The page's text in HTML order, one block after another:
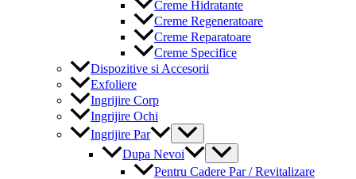
Creme Hidratante
Creme Regeneratoare
Creme Reparatoare
Creme Specifice
Dispozitive si Accesorii
Exfoliere
Ingrijire Corp
Ingrijire Ochi
Ingrijire Par
Menu
Toggle
Dupa Nevoi
Menu
Toggle
Pentru Cadere Par / Revitalizare